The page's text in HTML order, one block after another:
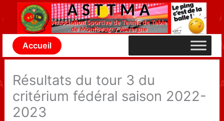
contenu
Accueil
Résultats du tour 3 du
critérium fédéral saison 2022-
2023